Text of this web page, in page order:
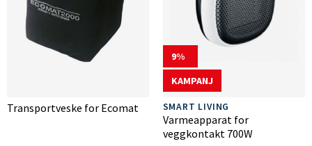
Transportveske for Ecomat
9
KAMPANJ
SMART LIVING
Varmeapparat for
veggkontakt 700W